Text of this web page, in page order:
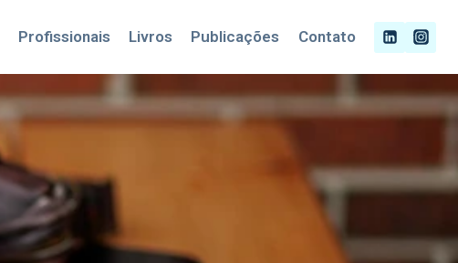
Profissionais Livros Publicações Contato